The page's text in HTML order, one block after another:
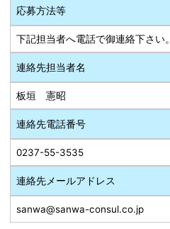
応募方法等
下記担当者へ電話で御連絡下さい。
連絡先担当者名
板垣 憲昭
連絡先電話番号
0237-55-3535
連絡先メールアドレス
sanwa@sanwa-consul.co.jp